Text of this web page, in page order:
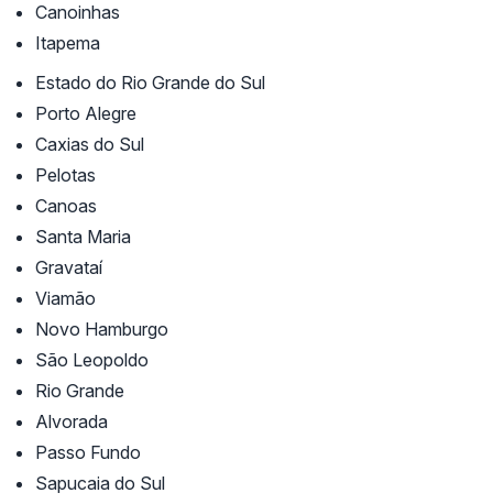
Canoinhas
Itapema
Estado do Rio Grande do Sul
Porto Alegre
Caxias do Sul
Pelotas
Canoas
Santa Maria
Gravataí
Viamão
Novo Hamburgo
São Leopoldo
Rio Grande
Alvorada
Passo Fundo
Sapucaia do Sul